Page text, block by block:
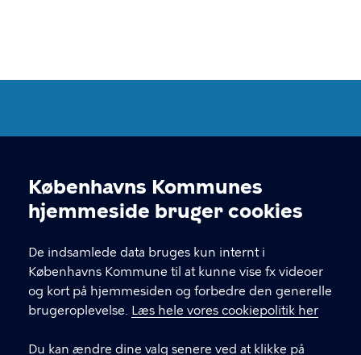
Cookieindstillinger
Københavns Kommunes
hjemmeside bruger cookies
De indsamlede data bruges kun internt i
Københavns Kommune til at kunne vise fx videoer
og kort på hjemmesiden og forbedre den generelle
brugeroplevelse. Læs hele vores cookiepolitik her
Du kan ændre dine valg senere ved at klikke på
Københavns Kommuneplan
Center for Byudvikling, Økonomiforvaltningen,
Københavns Rådhus 3. sal, 1550 København V